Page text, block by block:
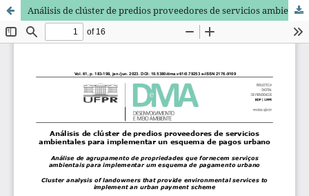
Análisis de clúster de predios proveedores de servicios ambientales para implementar un esquema de pagos urbano